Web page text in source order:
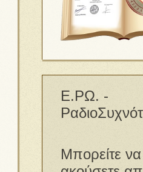
Ε.ΡΩ. -
Μπορείτε